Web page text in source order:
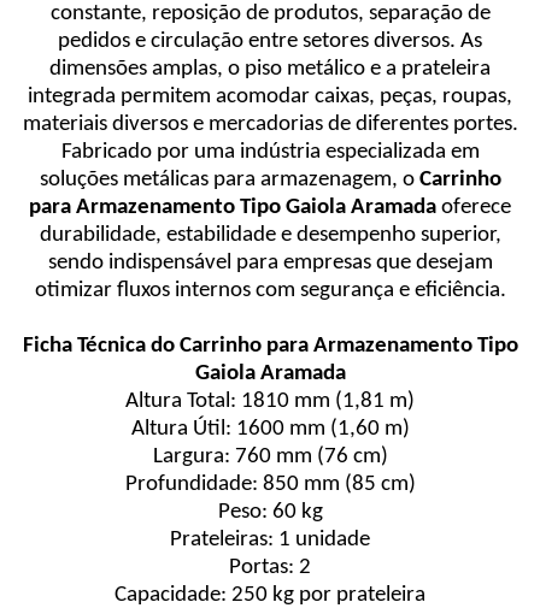
constante, reposição de produtos, separação de
pedidos e circulação entre setores diversos. As
dimensões amplas, o piso metálico e a prateleira
integrada permitem acomodar caixas, peças, roupas,
materiais diversos e mercadorias de diferentes portes.
Fabricado por uma indústria especializada em
soluções metálicas para armazenagem, o Carrinho
para Armazenamento Tipo Gaiola Aramada oferece
durabilidade, estabilidade e desempenho superior,
sendo indispensável para empresas que desejam
otimizar fluxos internos com segurança e eficiência.
Ficha Técnica do Carrinho para Armazenamento Tipo
Gaiola Aramada
Altura Total: 1810 mm (1,81 m)
Altura Útil: 1600 mm (1,60 m)
Largura: 760 mm (76 cm)
Profundidade: 850 mm (85 cm)
Peso: 60 kg
Prateleiras: 1 unidade
Portas: 2
Capacidade: 250 kg por prateleira